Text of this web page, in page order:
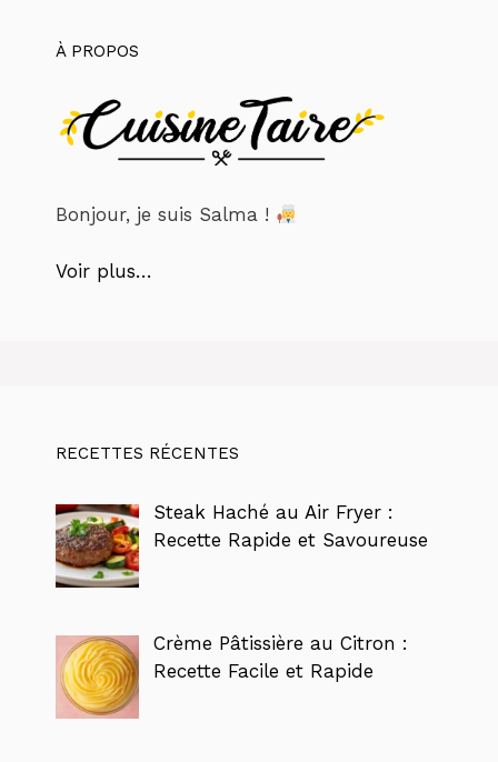
À PROPOS
Bonjour, je suis Salma !
Voir plus…
RECETTES RÉCENTES
Steak Haché au Air Fryer :
Recette Rapide et Savoureuse
Crème Pâtissière au Citron :
Recette Facile et Rapide